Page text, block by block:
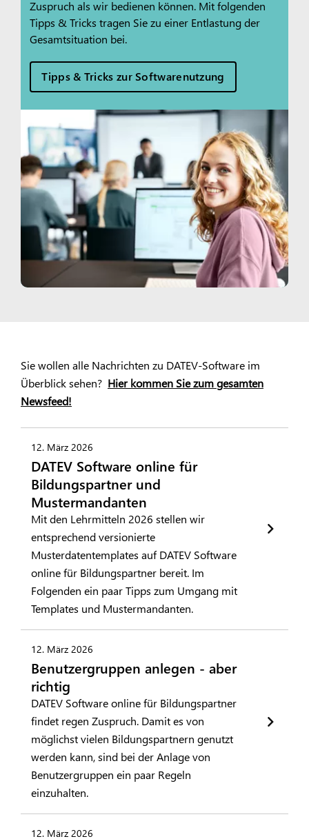
Zuspruch als wir bedienen können. Mit folgenden
Tipps & Tricks tragen Sie zu einer Entlastung der
Gesamtsituation bei.
Tipps & Tricks zur Softwarenutzung
Sie wollen alle Nachrichten zu DATEV-Software im
Überblick sehen? Hier kommen Sie zum gesamten
Newsfeed!
12. März 2026
DATEV Software online für
Bildungspartner und
Mustermandanten
Mit den Lehrmitteln 2026 stellen wir
entsprechend versionierte
Musterdatentemplates auf DATEV Software
online für Bildungspartner bereit. Im
Folgenden ein paar Tipps zum Umgang mit
Templates und Mustermandanten.
12. März 2026
Benutzergruppen anlegen - aber
richtig
DATEV Software online für Bildungspartner
findet regen Zuspruch. Damit es von
möglichst vielen Bildungspartnern genutzt
werden kann, sind bei der Anlage von
Benutzergruppen ein paar Regeln
einzuhalten.
12. März 2026